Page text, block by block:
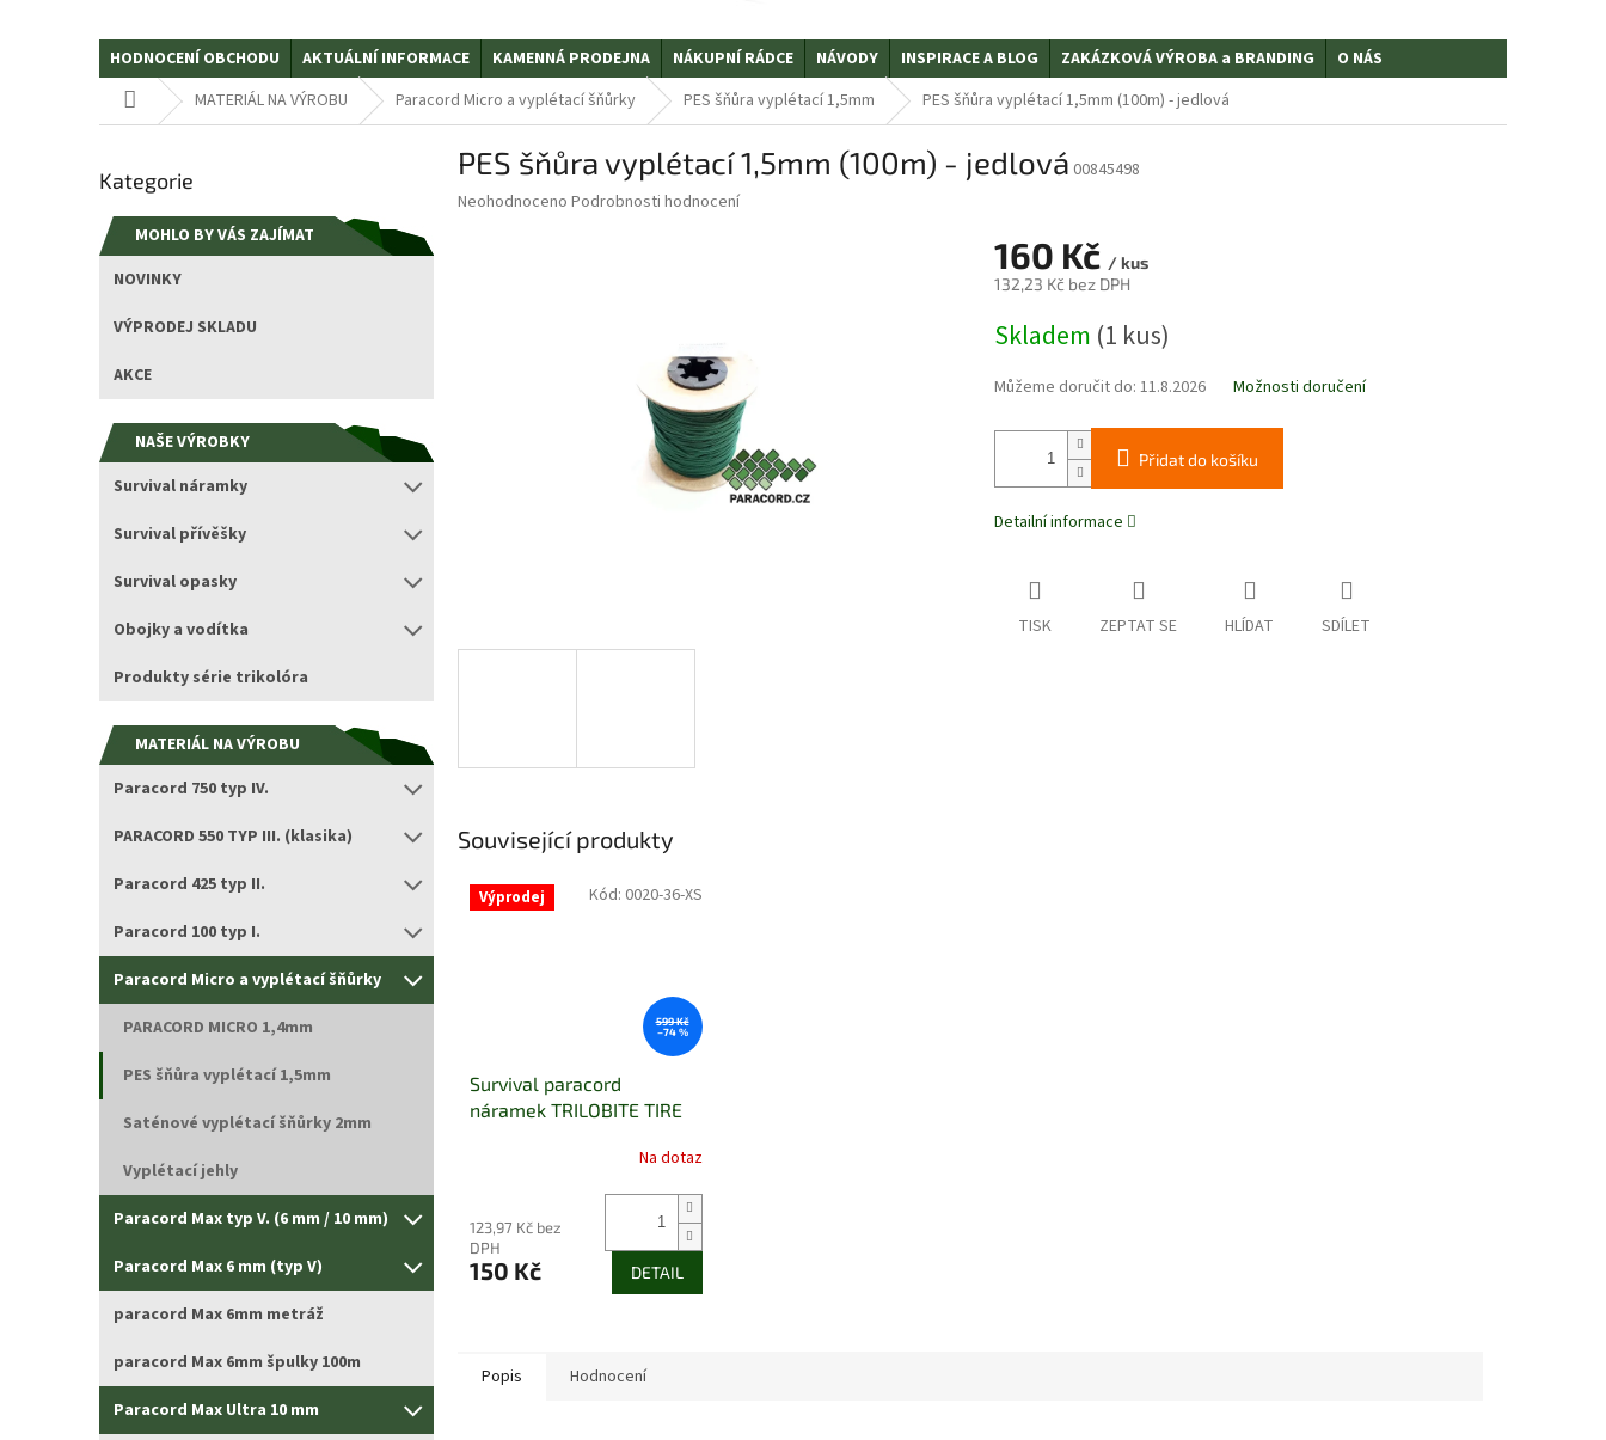
HODNOCENÍ OBCHODU AKTUÁLNÍ INFORMACE KAMENNÁ PRODEJNA NÁKUPNÍ RÁDCE NÁVODY INSPIRACE A BLOG ZAKÁZKOVÁ VÝROBA a BRANDING
O NÁS
Domů MATERIÁL NA VÝROBU Paracord Micro a vyplétací šňůrky PES šňůra vyplétací 1,5mm PES šňůra vyplétací 1,5mm (100m) - jedlová
s
r
n
e
kategorie
Kategorie
MOHLO BY VÁS ZAJÍMAT
NOVINKY
VÝPRODEJ SKLADU
AKCE
NAŠE VÝROBKY
Survival náramky
Survival přívěšky
Survival opasky
Obojky a vodítka
Produkty série trikolóra
MATERIÁL NA VÝROBU
Paracord 750 typ IV.
PARACORD 550 TYP III. (klasika)
Paracord 425 typ II.
Paracord 100 typ I.
Paracord Micro a vyplétací šňůrky
PARACORD MICRO 1,4mm
PES šňůra vyplétací 1,5mm
Saténové vyplétací šňůrky 2mm
Vyplétací jehly
Paracord Max typ V. (6 mm / 10 mm)
Paracord Max 6 mm (typ V)
paracord Max 6mm metráž
paracord Max 6mm špulky 100m
Paracord Max Ultra 10 mm
PES šňůra vyplétací 1,5mm (100m) - jedlová 00845498
Průměrné
Neohodnoceno Podrobnosti hodnocení
160 Kč / kus
132,23 Kč bez DPH
cena:
Skladem (1 kus)
Můžeme doručit do: 11.8.2026 Možnosti doručení
Přidat do košíku
Detailní informace
TISK ZEPTAT SE HLÍDAT SDÍLET
Související produkty
Výprodej
599 Kč
–74 %
Survival paracord
náramek TRILOBITE TIRE
Na dotaz
123,97 Kč bez
DPH
150 Kč DETAIL
Kód: 0020-36-XS
Popis Hodnocení